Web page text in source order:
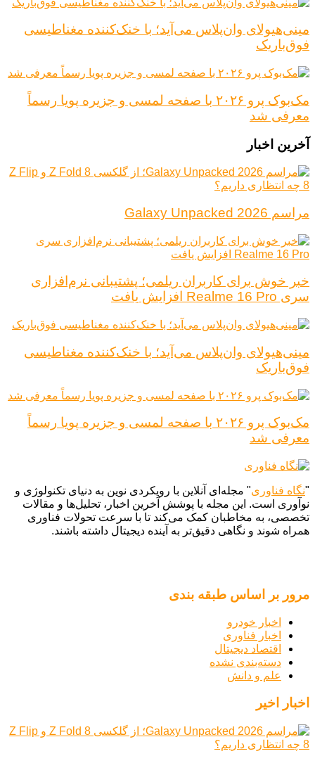
مینی‌هیولای وان‌پلاس می‌آید؛ با خنک‌کننده مغناطیسی
فوق‌باریک
مک‌بوک پرو ۲۰۲۶ با صفحه لمسی و جزیره پویا رسماً
معرفی شد
آخرین اخبار
مراسم Galaxy Unpacked 2026
خبر خوش برای کاربران ریلمی؛ پشتیبانی نرم‌افزاری
سری Realme 16 Pro افزایش یافت
مینی‌هیولای وان‌پلاس می‌آید؛ با خنک‌کننده مغناطیسی
فوق‌باریک
مک‌بوک پرو ۲۰۲۶ با صفحه لمسی و جزیره پویا رسماً
معرفی شد
"نگاه فناوری" مجله‌ای آنلاین با رویکردی نوین به دنیای تکنولوژی و
نوآوری است. این مجله با پوشش آخرین اخبار، تحلیل‌ها و مقالات
تخصصی، به مخاطبان کمک می‌کند تا با سرعت تحولات فناوری
همراه شوند و نگاهی دقیق‌تر به آینده دیجیتال داشته باشند.
مرور بر اساس طبقه بندی
اخبار خودرو
اخبار فناوری
اقتصاد دیجیتال
دسته‌بندی نشده
علم و دانش
اخبار اخیر